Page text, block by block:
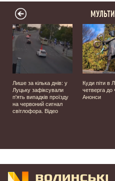
Лише за кілька днів: у
Луцьку зафіксували
п'ять випадків проїзду
на червоний сигнал
світлофора. Відео
Куди піти в
четверга до
Анонси